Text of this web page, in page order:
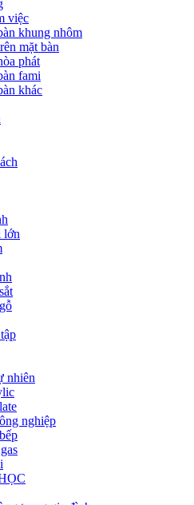
việc
khung nhôm
mặt bàn
phát
fami
khác
lớn
nhiên
nghiệp